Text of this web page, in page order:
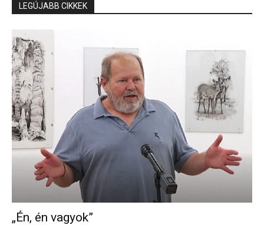
LEGÚJABB CIKKEK
„Én, én vagyok”